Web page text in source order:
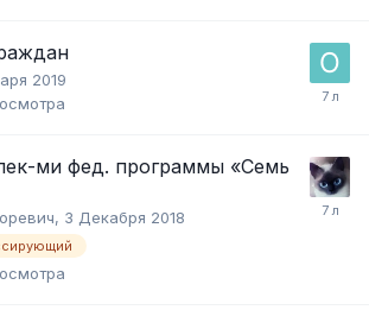
2019
ми фед. программы «Семь
, 3 Декабря 2018